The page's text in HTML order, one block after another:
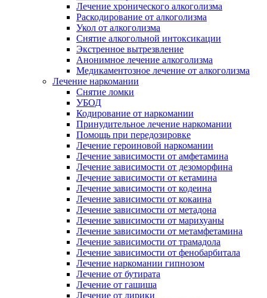
Лечение хронического алкоголизма
Раскодирование от алкоголизма
Укол от алкоголизма
Снятие алкогольной интоксикации
Экстренное вытрезвление
Анонимное лечение алкоголизма
Медикаментозное лечение от алкоголизма
Лечение наркомании
Снятие ломки
УБОД
Кодирование от наркомании
Принудительное лечение наркомании
Помощь при передозировке
Лечение героиновой наркомании
Лечение зависимости от амфетамина
Лечение зависимости от дезоморфина
Лечение зависимости от кетамина
Лечение зависимости от кодеина
Лечение зависимости от кокаина
Лечение зависимости от метадона
Лечение зависимости от марихуаны
Лечение зависимости от метамфетамина
Лечение зависимости от трамадола
Лечение зависимости от фенобарбитала
Лечение наркомании гипнозом
Лечение от бутирата
Лечение от гашиша
Лечение от лирики